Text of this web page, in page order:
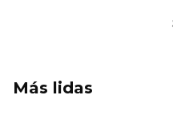
Más lidas